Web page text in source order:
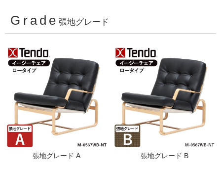
Grade 張地グレード
張地グレード A 張地グレード B